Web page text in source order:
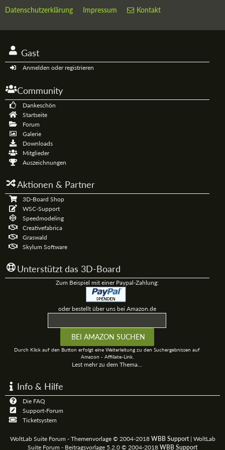
Datenschutzerklärung Impressum Kontakt
Gast
Anmelden oder registrieren
Community
Dankeschön
Startseite
Forum
Galerie
Downloads
Mitglieder
Auszeichnungen
Aktionen & Partner
3D-Board Shop
WSC-Support
Speedmodeling
Creativefabrica
Graswald
Skylum Software
Unterstützt das 3D-Board
Zum Beispiel mit einer Paypal-Zahlung:
oder bestellt über uns bei Amazon.de
Durch Klick auf den Button erfolgt eine Weiterleitung zu den Suchergebnissen auf
Amazon - Affiliate-Link.
Lest mehr zu dem Thema...
Info & Hilfe
Die FAQ
Support-Forum
Ticketsystem
WoltLab Suite Forum - Themenvorlage © 2004-2018 WBB Support| WoltLab
Suite Forum - Beitragsvorlage 5.2.0 © 2004-2018 WBB Support